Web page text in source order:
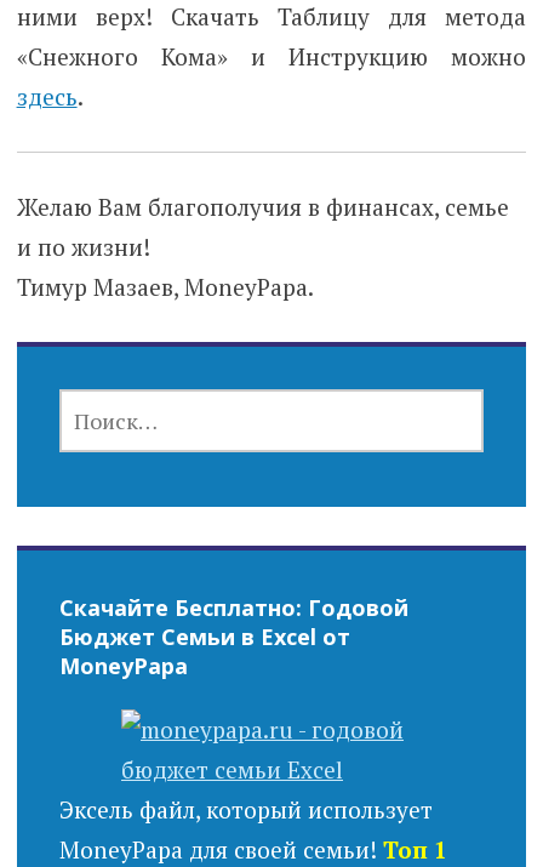
ними верх! Скачать Таблицу для метода
«Снежного Кома» и Инструкцию можно
здесь.
Желаю Вам благополучия в финансах, семье
и по жизни!
Тимур Мазаев, MoneyPapa.
Скачайте Бесплатно: Годовой
Бюджет Семьи в Excel от
MoneyPapa
Эксель файл, который использует
MoneyPapa для своей семьи! Топ 1